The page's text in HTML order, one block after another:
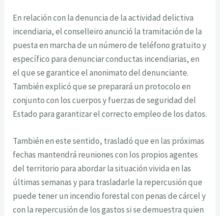
En relación con la denuncia de la actividad delictiva
incendiaria, el conselleiro anunció la tramitación de la
puesta en marcha de un número de teléfono gratuito y
específico para denunciar conductas incendiarias, en
el que se garantice el anonimato del denunciante.
También explicó que se preparará un protocolo en
conjunto con los cuerpos y fuerzas de seguridad del
Estado para garantizar el correcto empleo de los datos.
También en este sentido, trasladó que en las próximas
fechas mantendrá reuniones con los propios agentes
del territorio para abordar la situación vivida en las
últimas semanas y para trasladarle la repercusión que
puede tener un incendio forestal con penas de cárcel y
con la repercusión de los gastos si se demuestra quien